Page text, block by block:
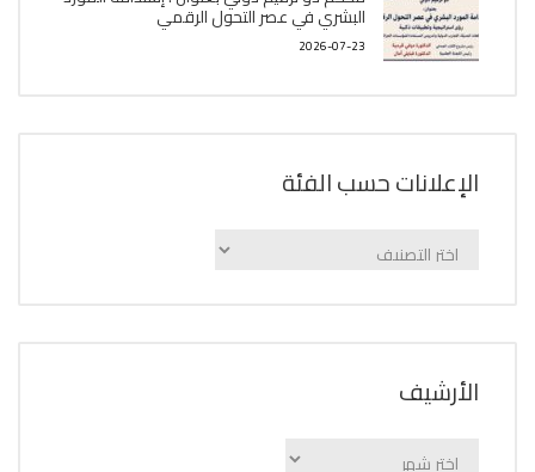
البشري في عصر التحول الرقمي
2026-07-23
الإعلانات حسب الفئة
الإعلانات
اﻷرشيف
اﻷرشيف